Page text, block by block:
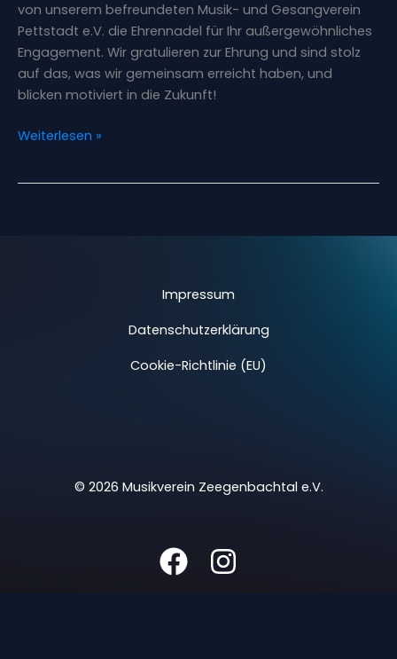
von unserem befreundeten Musik- und Gesangverein
Pettstadt e.V. die Ehrennadel für Ihr außergewöhnliches
Engagement. Wir gratulieren zur Ehrung und sind stolz
auf das, was wir gemeinsam erreicht haben, und
blicken motiviert in die Zukunft!
Weiterlesen »
Impressum
Datenschutzerklärung
Cookie-Richtlinie (EU)
© 2026 Musikverein Zeegenbachtal e.V.